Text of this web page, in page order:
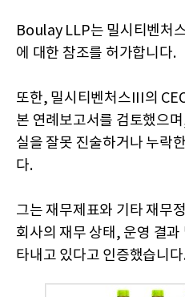
Boulay LLP는 밀시티벤처
에 대한 참조를 허가합니다.
또한, 밀시티벤처스III의
본 연례보고서를 검토했으
실을 잘못 진술하거나 누락
다.
그는 재무제표와 기타 재무
회사의 재무 상태, 운영 결
타내고 있다고 인증했습니다